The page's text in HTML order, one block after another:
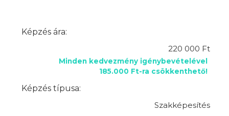
Képzés ára:
220 000 Ft
Minden kedvezmény igénybevételével
185.000 Ft-ra csökkenthető!
Képzés típusa:
Szakképesítés